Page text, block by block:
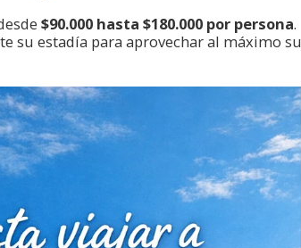
$90.000 hasta $180.000 por persona.
su estadía para aprovechar al máximo su